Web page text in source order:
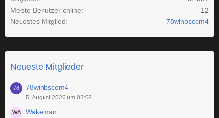
Meiste Benutzer online
12
Neuestes Mitglied
78winbscom4
Neueste Mitglieder
78winbscom4
5. August 2026 um 02:03
Wakeman